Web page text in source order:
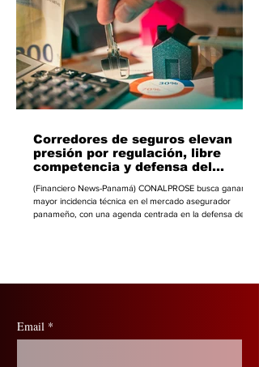
mercado cada vez más digital. Uno de los an
Corredores de seguros elevan
presión por regulación, libre
competencia y defensa del
(Financiero News-Panamá) CONALPROSE busca ganar
mayor incidencia técnica en el mercado asegurador
panameño, con una agenda centrada en la defensa del
Email *